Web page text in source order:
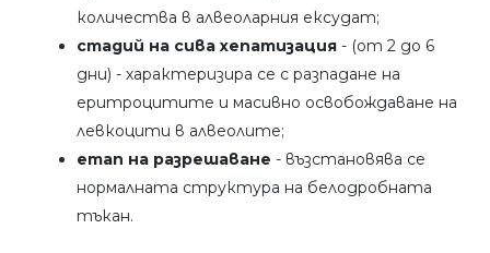
количества в алвеоларния ексудат;
стадий на сива хепатизация - (от 2 до 6
дни) - характеризира се с разпадане на
еритроцитите и масивно освобождаване на
левкоцити в алвеолите;
етап на разрешаване - възстановява се
нормалната структура на белодробната
тъкан.